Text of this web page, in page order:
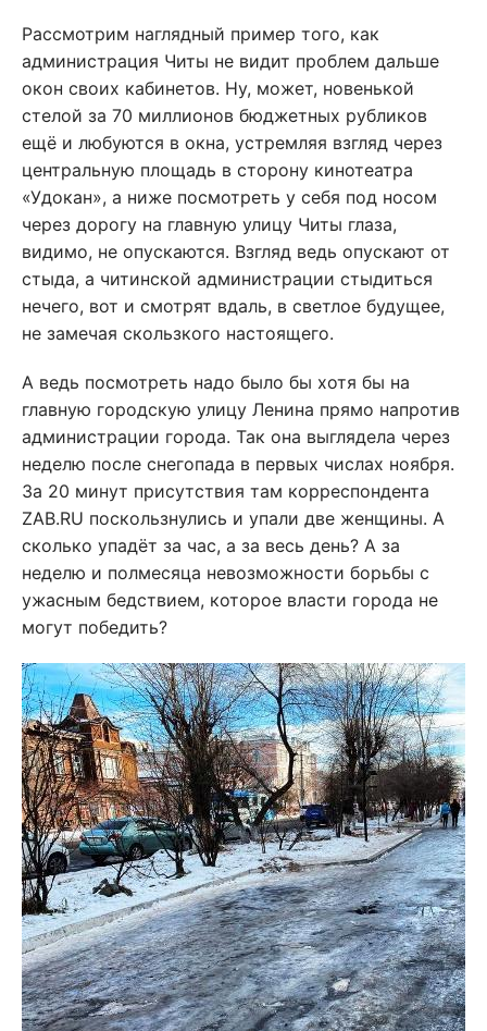
Рассмотрим наглядный пример того, как
администрация Читы не видит проблем дальше
окон своих кабинетов. Ну, может, новенькой
стелой за 70 миллионов бюджетных рубликов
ещё и любуются в окна, устремляя взгляд через
центральную площадь в сторону кинотеатра
«Удокан», а ниже посмотреть у себя под носом
через дорогу на главную улицу Читы глаза,
видимо, не опускаются. Взгляд ведь опускают от
стыда, а читинской администрации стыдиться
нечего, вот и смотрят вдаль, в светлое будущее,
не замечая скользкого настоящего.
А ведь посмотреть надо было бы хотя бы на
главную городскую улицу Ленина прямо напротив
администрации города. Так она выглядела через
неделю после снегопада в первых числах ноября.
За 20 минут присутствия там корреспондента
ZAB.RU поскользнулись и упали две женщины. А
сколько упадёт за час, а за весь день? А за
неделю и полмесяца невозможности борьбы с
ужасным бедствием, которое власти города не
могут победить?